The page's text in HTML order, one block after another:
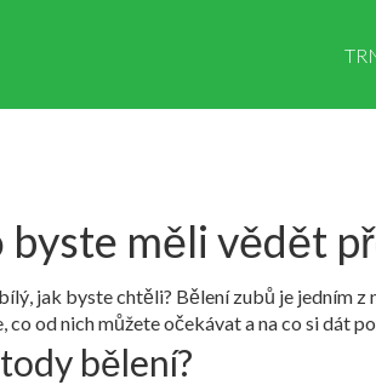
byste měli vědět
jak byste chtěli? Bělení zubů je
od nich můžete očekávat a na co si dát
bělení?